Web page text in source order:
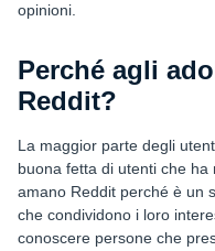
opinioni.
Perché agli
Reddit?
La maggior parte degli
buona fetta di utenti che
amano Reddit perché è un
che condividono i loro
conoscere persone che